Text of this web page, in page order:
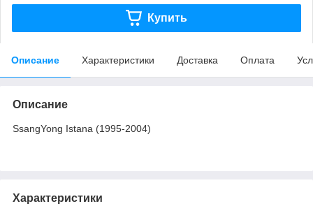
Купить
Описание Характеристики Доставка Оплата
Описание
SsangYong Istana (1995-2004)
Характеристики